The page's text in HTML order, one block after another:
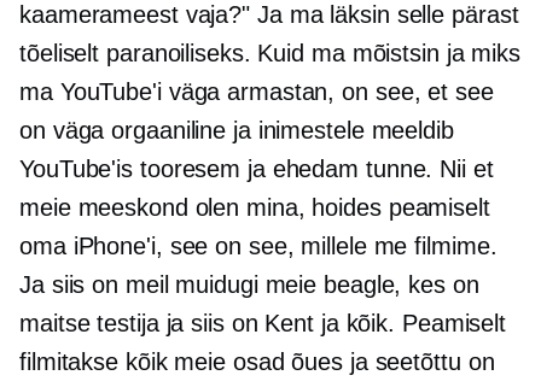
kaamerameest vaja?" Ja ma läksin selle pärast
tõeliselt paranoiliseks. Kuid ma mõistsin ja miks
ma YouTube'i väga armastan, on see, et see
on väga orgaaniline ja inimestele meeldib
YouTube'is tooresem ja ehedam tunne. Nii et
meie meeskond olen mina, hoides peamiselt
oma iPhone'i, see on see, millele me filmime.
Ja siis on meil muidugi meie beagle, kes on
maitse testija ja siis on Kent ja kõik. Peamiselt
filmitakse kõik meie osad õues ja seetõttu on